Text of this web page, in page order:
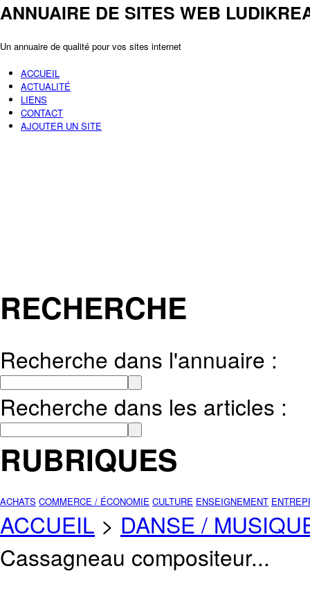
ANNUAIRE DE SITES WEB
Un annuaire de qualité pour vos sites internet
ACCUEIL
ACTUALITÉ
LIENS
CONTACT
AJOUTER UN SITE
RECHERCHE
Recherche dans l'annuaire :
Recherche dans les articles :
RUBRIQUES
ACHATS COMMERCE / ÉCONOMIE CULTURE ENSEIGNEMENT
ACCUEIL > DANSE /
Cassagneau compositeur...